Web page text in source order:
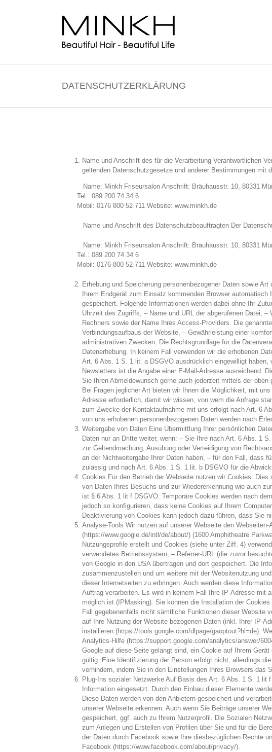
DATENSCHUTZERKLÄRUNG
Name und Anschrift des für die Verarbeitung Verantwortlichen
geltenden Datenschutzgesetze und anderer Bestimmungen mit
Name: Minkh Friseursalon Anschrift: Bräuhausstr. 10, 80331
Tel.: 089 200 74 34 6
Mobil: 0176 800 52 711 Website: www.minkh.de
Name und Anschrift des Datenschutzbeauftragten Der
Name: Minkh Friseursalon Anschrift: Bräuhausstr. 10, 80331
Tel.: 089 200 74 34 6
Mobil: 0176 800 52 711 Website: www.minkh.de
Erhebung und Speicherung personenbezogener Daten sowie
Ihrem Endgerät zum Einsatz kommenden Browser
gespeichert. Folgende Informationen werden dabei ohne Ihr
Uhrzeit des Zugriffs, – Name und URL der abgerufenen Datei,
Rechners sowie der Name Ihres Access-Providers. Die
Verbindungsaufbaus der Website, – Gewährleistung einer
administrativen Zwecken. Die Rechtsgrundlage für die
Datenerhebung. In keinem Fall verwenden wir die erhobenen
Art. 6 Abs. 1 S. 1 lit. a DSGVO ausdrücklich eingewilligt haben,
Newsletters ist die Angabe einer E-Mail-Adresse ausreichend.
Sie Ihren Abmeldewunsch gerne auch jederzeit mittels der
Bei Fragen jeglicher Art bieten wir Ihnen die Möglichkeit, mit
Adresse erforderlich, damit wir wissen, von wem die Anfrage
zum Zwecke der Kontaktaufnahme mit uns erfolgt nach Art. 6
von uns erhobenen personenbezogenen Daten werden nach
Weitergabe von Daten Eine Übermittlung Ihrer persönlichen
Daten nur an Dritte weiter, wenn: – Sie Ihre nach Art. 6 Abs. 1
zur Geltendmachung, Ausübung oder Verteidigung von
an der Nichtweitergabe Ihrer Daten haben, – für den Fall, dass
zulässig und nach Art. 6 Abs. 1 S. 1 lit. b DSGVO für die
Cookies Für den Betrieb der Webseite nutzen wir Cookies.
von Daten Ihres Besuchs und zur Wiedererkennung wie auch
ist § 6 Abs. 1 lit f DSGVO. Temporäre Cookies werden nach
jedoch so konfigurieren, dass keine Cookies auf Ihrem
Deaktivierung von Cookies kann jedoch dazu führen, dass Sie
Analyse-Tools Wir nutzen auf unserer Webseite den
(https://www.google.de/intl/de/about/) (1600 Amphitheatre
Nutzungsprofile erstellt und Cookies (siehe unter Ziff. 4)
verwendetes Betriebssystem, – Referrer-URL (die zuvor
von Google in den USA übertragen und dort gespeichert. Die
zusammenzustellen und um weitere mit der Websitenutzung
dieser Internetseiten zu erbringen. Auch werden diese
Auftrag verarbeiten. Es wird in keinem Fall Ihre IP-Adresse mit
möglich ist (IPMasking). Sie können die Installation der
Fall gegebenenfalls nicht sämtliche Funktionen dieser Website
auf Ihre Nutzung der Website bezogenen Daten (inkl. Ihrer IP-
installieren (https://tools.google.com/dlpage/gaoptout?hl=de).
Analytics-Hilfe (https://support.google.com/analytics/answer/
Google auf diese Seite gelangt sind, ein Cookie auf Ihrem
gültig. Eine Identifizierung der Person erfolgt nicht, allerdings
verhindern, indem Sie in den Einstellungen Ihres Browsers das
Plug-Ins sozialer Netzwerke Auf Basis des Art. 6 Abs. 1 S. 1 lit
Information eingesetzt. Durch den Einbau dieser Elemente
Diese Daten werden von den Anbietern gespeichert und
unserer Webseite erkennen. Auch wenn Sie Beiträge unserer
gespeichert, ggf. auch zu Ihrem Nutzerprofil. Die Sozialen
zum Anlegen und Erstellen von Profilen über Sie und für die
der Daten durch Facebook sowie Ihre diesbezüglichen Rechte
Facebook (https://www.facebook.com/about/privacy/).